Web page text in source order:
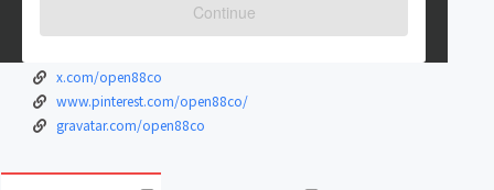
Continue
x.com/open88co
www.pinterest.com/open88co/
gravatar.com/open88co